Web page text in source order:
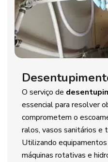
O serviço de
essencial para resolver
comprometem o
ralos, vasos sanitários e
Utilizando
máquinas rotativas e